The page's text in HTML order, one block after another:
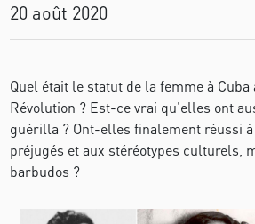
20 août 2020
Quel était le statut de la femme à Cuba
Révolution ? Est-ce vrai qu'elles ont
guérilla ? Ont-elles finalement réussi
préjugés et aux stéréotypes culturels,
barbudos ?